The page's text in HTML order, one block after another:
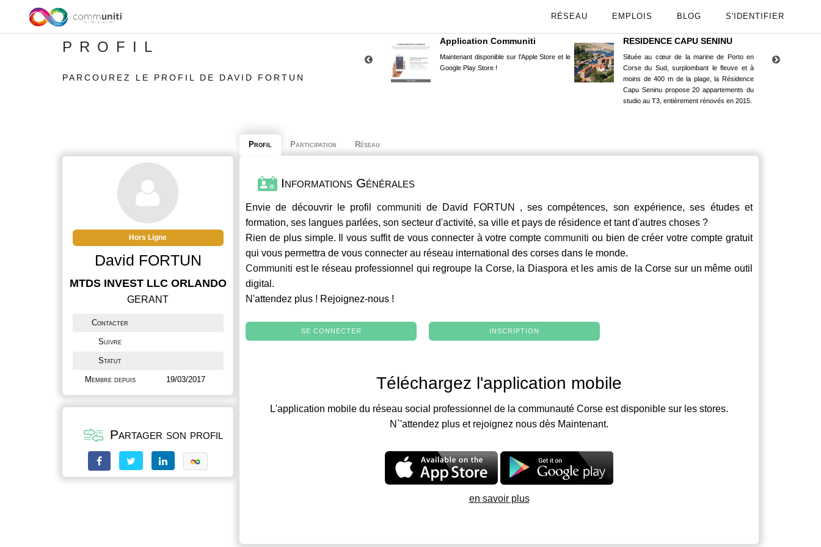
RÉSEAU EMPLOIS BLOG S'IDENTIFIER
PROFIL
PARCOUREZ LE PROFIL DE DAVID FORTUN
Application Communiti
Maintenant disponible sur l'Apple Store et le
Google Play Store !
RESIDENCE CAPU SENINU
Située au cœur de la marine de Porto en
Corse du Sud, surplombant le fleuve et à
moins de 400 m de la plage, la Résidence
Capu Seninu propose 20 appartements du
studio au T3, entièrement rénovés en 2015.
Hors Ligne
David FORTUN
MTDS INVEST LLC ORLANDO
GERANT
Contacter
Suivre
Statut
Membre depuis 19/03/2017
Partager son profil
Profil Participation Réseau
Informations Générales
Envie de découvrir le profil communiti de David FORTUN , ses compétences, son expérience, ses études et
formation, ses langues parlées, son secteur d'activité, sa ville et pays de résidence et tant d'autres choses ?
Rien de plus simple. Il vous suffit de vous connecter à votre comptecommuniti ou bien de créer votre compte gratuit
qui vous permettra de vous connecter au réseau international des corses dans le monde.
Communiti est le réseau professionnel qui regroupe la Corse, la Diaspora et les amis de la Corse sur un même outil
digital.
N'attendez plus ! Rejoignez-nous !
SE CONNECTER INSCRIPTION
Téléchargez l'application mobile
L'application mobile du réseau social professionnel de la communauté Corse est disponible sur les stores.
N`'attendez plus et rejoignez nous dès Maintenant.
en savoir plus